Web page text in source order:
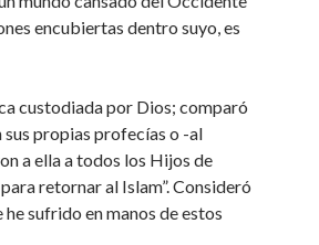
encubiertas dentro suyo, es
custodiada por Dios; comparó
sus propias profecías o -al
a ella a todos los Hijos de
retornar al Islam”. Consideró
sufrido en manos de estos